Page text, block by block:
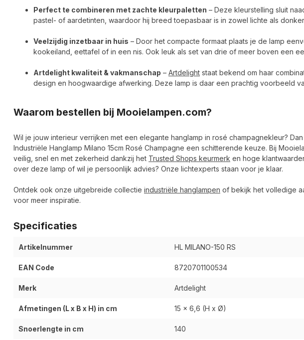
Perfect te combineren met zachte kleurpaletten – Deze kleurstelling sluit
pastel- of aardetinten, waardoor hij breed toepasbaar is in zowel lichte als
Veelzijdig inzetbaar in huis – Door het compacte formaat plaats je de lamp
kookeiland, eettafel of in een nis. Ook leuk als set van drie of meer boven een
Artdelight kwaliteit & vakmanschap – Artdelight staat bekend om haar
design en hoogwaardige afwerking. Deze lamp is daar een prachtig voorbeeld
Waarom bestellen bij Mooielampen.com?
Wil je jouw interieur verrijken met een elegante hanglamp in rosé champagnekleur?
Industriële Hanglamp Milano 15cm Rosé Champagne een schitterende keuze. Bij
veilig, snel en met zekerheid dankzij het Trusted Shops keurmerk en hoge
over deze lamp of wil je persoonlijk advies? Onze lichtexperts staan voor je klaar.
Ontdek ook onze uitgebreide collectie industriële hanglampen of bekijk het volledige
voor meer inspiratie.
Specificaties
Artikelnummer HL MILANO-150 RS
EAN Code 8720701100534
Merk Artdelight
Afmetingen (L x B x H) in cm 15 x 6,6 (H x Ø)
Snoerlengte in cm 140